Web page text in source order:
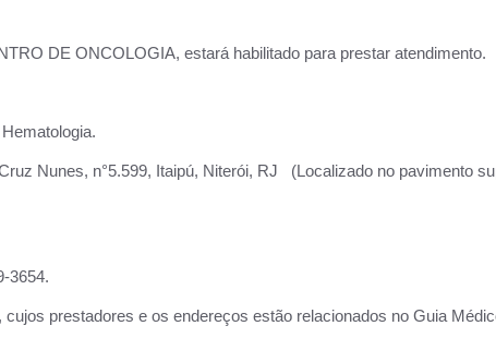
DE ONCOLOGIA, estará habilitado para prestar atendimento.
Nunes, n°5.599, Itaipú, Niterói, RJ (Localizado no pavimento
3654.
prestadores e os endereços estão relacionados no Guia